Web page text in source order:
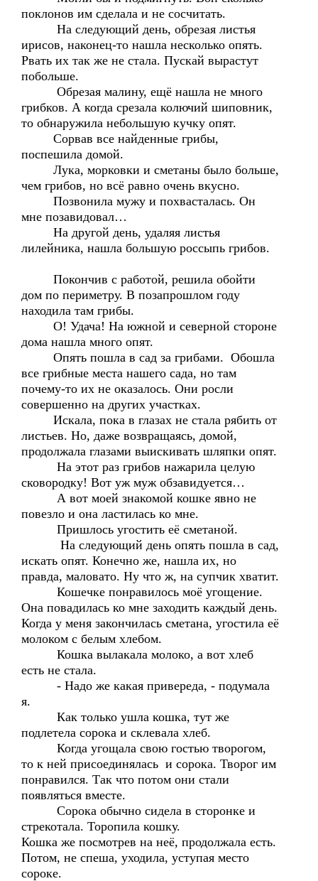
поклонов им сделала и не сосчитать.
На следующий день, обрезая листья
ирисов, наконец-то нашла несколько опять.
Рвать их так же не стала. Пускай вырастут
побольше.
Обрезая малину, ещё нашла не много
грибков. А когда срезала колючий шиповник,
то обнаружила небольшую кучку опят.
Сорвав все найденные грибы,
поспешила домой.
Лука, морковки и сметаны было больше,
чем грибов, но всё равно очень вкусно.
Позвонила мужу и похвасталась. Он
мне позавидовал…
На другой день, удаляя листья
лилейника, нашла большую россыпь грибов.
Покончив с работой, решила обойти
дом по периметру. В позапрошлом году
находила там грибы.
О! Удача! На южной и северной стороне
дома нашла много опят.
Опять пошла в сад за грибами. Обошла
все грибные места нашего сада, но там
почему-то их не оказалось. Они росли
совершенно на других участках.
Искала, пока в глазах не стала рябить от
листьев. Но, даже возвращаясь, домой,
продолжала глазами выискивать шляпки опят.
На этот раз грибов нажарила целую
сковородку! Вот уж муж обзавидуется…
А вот моей знакомой кошке явно не
повезло и она ластилась ко мне.
Пришлось угостить её сметаной.
На следующий день опять пошла в сад,
искать опят. Конечно же, нашла их, но
правда, маловато. Ну что ж, на супчик хватит.
Кошечке понравилось моё угощение.
Она повадилась ко мне заходить каждый день.
Когда у меня закончилась сметана, угостила её
молоком с белым хлебом.
Кошка вылакала молоко, а вот хлеб
есть не стала.
- Надо же какая привереда, - подумала
я.
Как только ушла кошка, тут же
подлетела сорока и склевала хлеб.
Когда угощала свою гостью творогом,
то к ней присоединялась и сорока. Творог им
понравился. Так что потом они стали
появляться вместе.
Сорока обычно сидела в сторонке и
стрекотала. Торопила кошку.
Кошка же посмотрев на неё, продолжала есть.
Потом, не спеша, уходила, уступая место
сороке.